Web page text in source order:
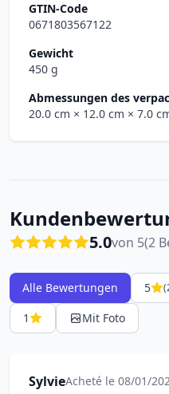
GTIN-Code
0671803567122
Gewicht
450 g
Abmessungen des
20.0 cm × 12.0 cm × 7.0
5.0von 5(2
Alle Bewertungen 5
1
Mit Foto
SylvieAcheté le 08/01/